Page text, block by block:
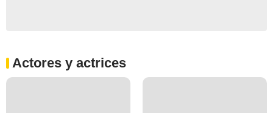
Actores y actrices